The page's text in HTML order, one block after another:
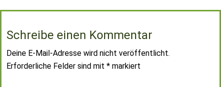
Schreibe einen Kommentar
Deine E-Mail-Adresse wird nicht veröffentlicht.
Erforderliche Felder sind mit * markiert